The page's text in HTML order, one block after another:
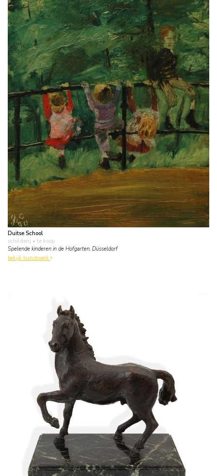
Duitse School
schilderij • te koop
Spelende kinderen in de Hofgarten, Düsseldorf
bekijk kunstwerk